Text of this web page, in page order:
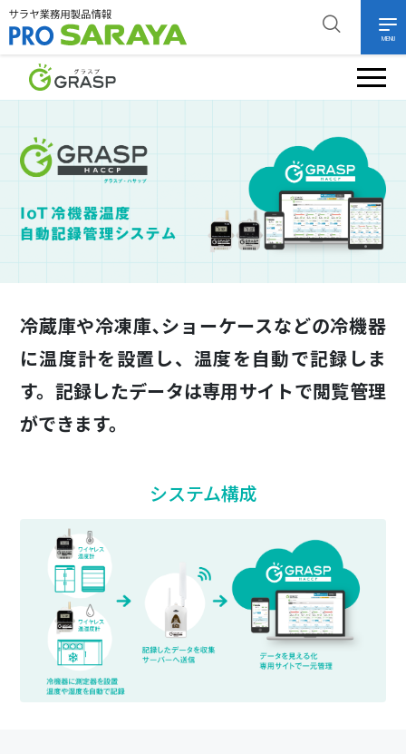
MENU
冷蔵庫や冷凍庫､ショーケースなどの冷機器
に温度計を設置し、 温度を自動で記録しま
す。 記録したデータは専用サイトで閲覧管理
ができます。
システム構成